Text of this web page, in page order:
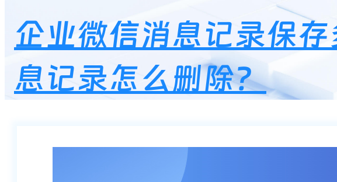
企业微信消息记录保
息记录怎么删除？